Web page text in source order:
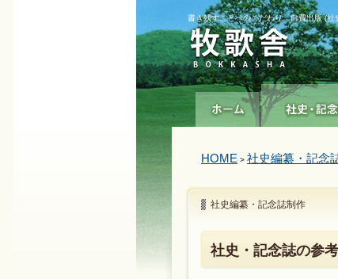
書き残すことへのこだわり 自費出版 (社
HOME > 社史編纂・記念
社史編纂・記念誌制作
社史・記念誌の参